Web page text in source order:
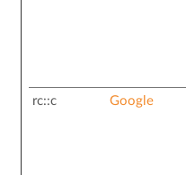
rc::c Google